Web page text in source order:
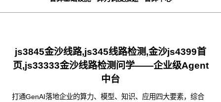
js3845金沙线路,js345线路检测,金沙js4399首
页,js33333金沙线路检测问学——企业级Agent
中台
打通GenAI落地企业的算力、模型、知识、应用四大要素，综合